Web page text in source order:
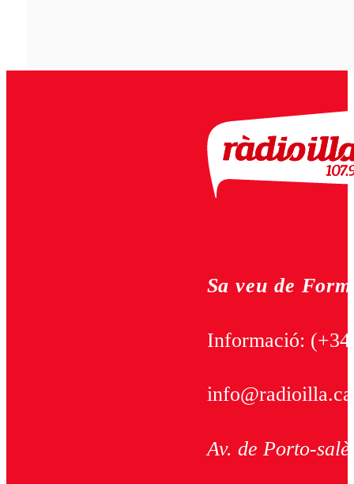
Sa veu de
Informació:
Av. de Porto-